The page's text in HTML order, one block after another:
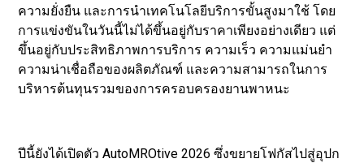
ความยั่งยืน และการนำเทคโนโลยีบริการขั้นสูงมาใช้ โดย
การแข่งขันในวันนี้ไม่ได้ขึ้นอยู่กับราคาเพียงอย่างเดียว แต่
ขึ้นอยู่กับประสิทธิภาพการบริการ ความเร็ว ความแม่นยำ
ความน่าเชื่อถือของผลิตภัณฑ์ และความสามารถในการ
บริหารต้นทุนรวมของการครอบครองยานพาหนะ
ปีนี้ยังได้เปิดตัว AutoMROtive 2026 ซึ่งขยายโฟกัสไปสู่อุปก